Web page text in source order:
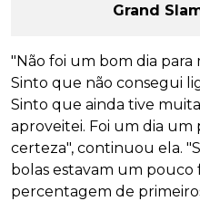
Grand
"Não foi um bom dia
Sinto que não consegui
Sinto que ainda tive
aproveitei. Foi um dia
certeza", continuou ela.
bolas estavam um pouco
percentagem de